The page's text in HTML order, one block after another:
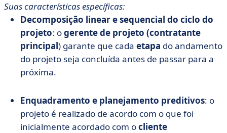
Suas características específicas:
Decomposição linear e sequencial do ciclo do
projeto: ogerente de projeto (contratante
principal) garante que cada etapa do andamento
do projeto seja concluída antes de passar para a
próxima.
Enquadramento e planejamento preditivos: o
projeto é realizado de acordo com o que foi
inicialmente acordado com ocliente